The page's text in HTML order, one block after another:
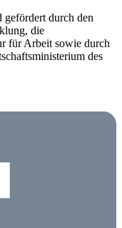
durch den
die
für Arbeit sowie durch
des